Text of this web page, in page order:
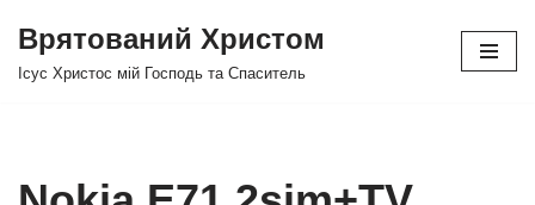
Перейти
Врятований Христом
Ісус Христос мій Господь та Спаситель